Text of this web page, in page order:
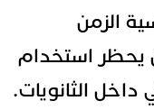
الزمن
استخدام
الثانويات.